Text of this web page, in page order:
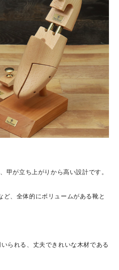
甲が立ち上がりから高い設計です。
、全体的にボリュームがある靴と
られる、丈夫できれいな木材である